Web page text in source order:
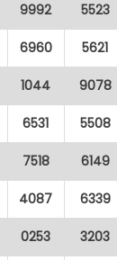
9992 5523
6960 5621
1044 9078
6531 5508
7518 6149
4087 6339
0253 3203